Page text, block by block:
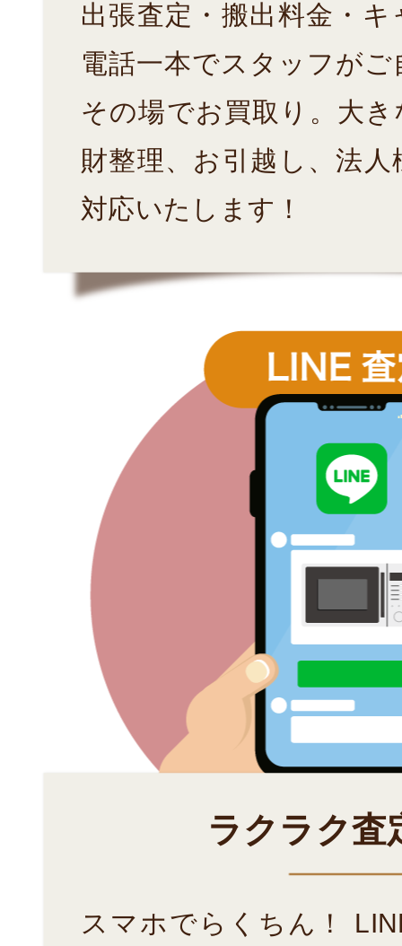
出張査定・搬出料金・
電話一本でスタッフが
その場でお買取り。大
財整理、お引越し、法
対応いたします！
ラクラク査
スマホでらくちん！